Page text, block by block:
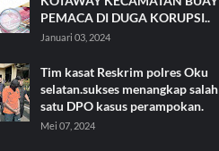
PEMACA DI DUGA KORUPSI..
Januari 03, 2024
Tim kasat Reskrim polres Oku
selatan.sukses menangkap salah
satu DPO kasus perampokan.
Mei 07, 2024